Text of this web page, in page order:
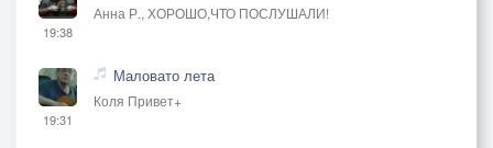
19:38
Анна Р., ХОРОШО,ЧТО ПОСЛУШАЛИ!
19:31
Маловато лета
Коля Привет+